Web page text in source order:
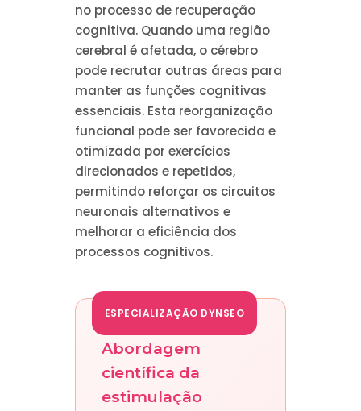
no processo de recuperação
cognitiva. Quando uma região
cerebral é afetada, o cérebro
pode recrutar outras áreas para
manter as funções cognitivas
essenciais. Esta reorganização
funcional pode ser favorecida e
otimizada por exercícios
direcionados e repetidos,
permitindo reforçar os circuitos
neuronais alternativos e
melhorar a eficiência dos
processos cognitivos.
ESPECIALIZAÇÃO DYNSEO
Abordagem
científica da
estimulação